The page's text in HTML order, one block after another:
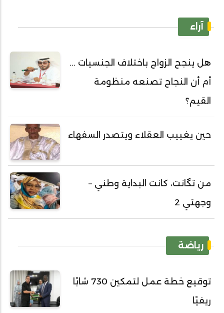
آراء
هل ينجح الزواج باختلاف الجنسيات ...
أم أن النجاح تصنعه منظومة
القيم؟
حين يغييب العقلاء ويتصدر السفهاء
من تگانت، كانت البداية وطني –
وجهتي 2
رياضة
توقيع خطة عمل لتمكين 730 شابًا
ريفيًا